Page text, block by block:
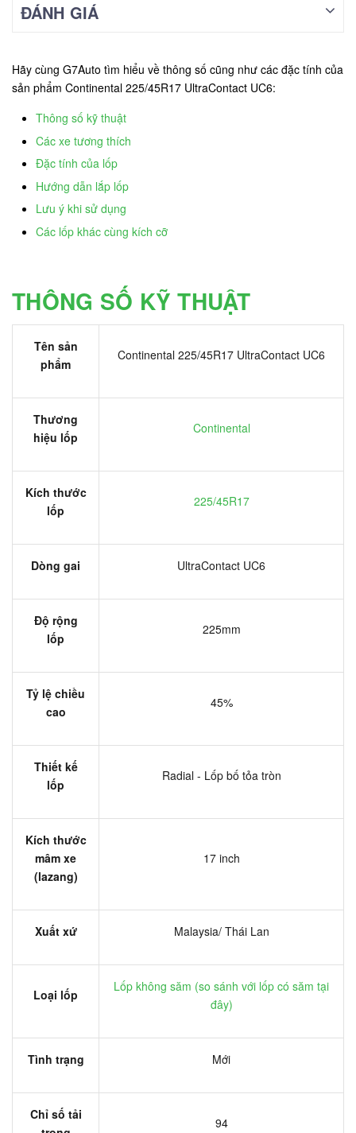
ĐÁNH GIÁ
Hãy cùng G7Auto tìm hiểu về thông số cũng như các đặc tính của
sản phẩm Continental 225/45R17 UltraContact UC6:
Thông số kỹ thuật
Các xe tương thích
Đặc tính của lốp
Hướng dẫn lắp lốp
Lưu ý khi sử dụng
Các lốp khác cùng kích cỡ
THÔNG SỐ KỸ THUẬT
Tên sản
phẩm
Continental 225/45R17 UltraContact UC6
Thương
hiệu lốp
Continental
Kích thước
lốp
225/45R17
Dòng gai UltraContact UC6
Độ rộng
lốp
225mm
Tỷ lệ chiều
cao
45%
Thiết kế
lốp
Radial - Lốp bố tỏa tròn
Kích thước
mâm xe
(lazang)
17 inch
Xuất xứ Malaysia/ Thái Lan
Loại lốp
Lốp không săm (so sánh với lốp có săm tại
đây)
Tình trạng Mới
Chỉ số tải
94